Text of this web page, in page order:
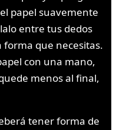
papel suavemente
entre tus dedos
forma que necesitas.
con una mano,
menos al final,
tener forma de